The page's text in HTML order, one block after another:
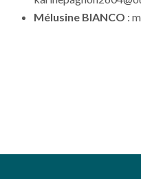
Mélusine BIANCO :